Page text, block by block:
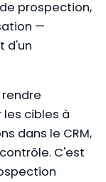
prospection,
—
d'un
les cibles à
dans le CRM,
C'est